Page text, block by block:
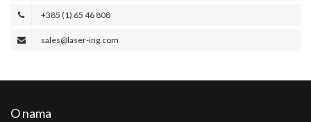
+385 (1) 65 46 808
sales@laser-ing.com
O nama